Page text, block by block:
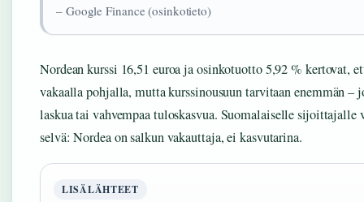
– Google Finance (osinkotieto)
Nordean kurssi 16,51 euroa ja osinkotuotto 5,92 % kertovat,
vakaalla pohjalla, mutta kurssinousuun tarvitaan enemmän –
laskua tai vahvempaa tuloskasvua. Suomalaiselle sijoittajalle
selvä: Nordea on salkun vakauttaja, ei kasvutarina.
LISÄLÄHTEET